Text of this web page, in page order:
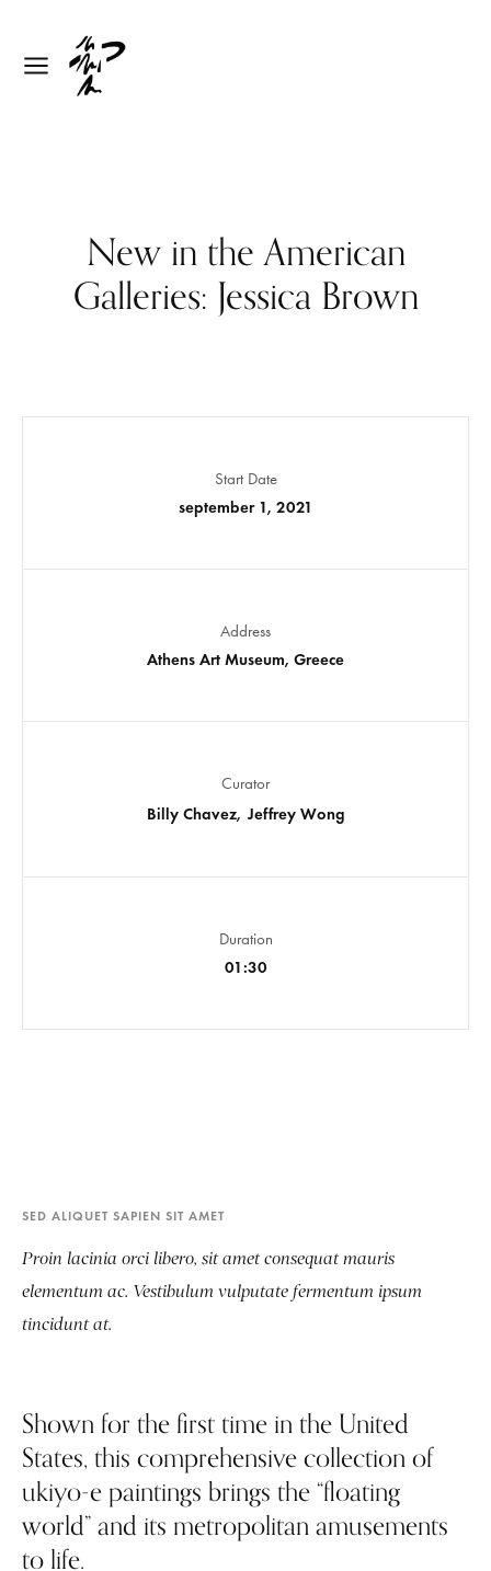
New in the American
Galleries: Jessica Brown
Start Date
september 1, 2021
Address
Athens Art Museum, Greece
Curator
Billy Chavez Jeffrey Wong
Duration
01:30
SED ALIQUET SAPIEN SIT AMET
Proin lacinia orci libero, sit amet consequat mauris
elementum ac. Vestibulum vulputate fermentum ipsum
tincidunt at.
Shown for the first time in the United
States, this comprehensive collection of
ukiyo-e paintings brings the “floating
world” and its metropolitan amusements
to life.